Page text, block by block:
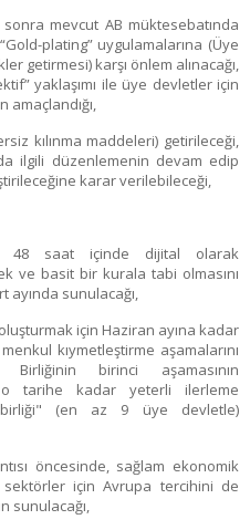
mevcut AB müktesebatında
plating” uygulamalarına (Üye
getirmesi) karşı önlem alınacağı,
yaklaşımı ile üye devletler için
kılınma maddeleri) getirileceği,
ilgili düzenlemenin devam edip
karar verilebileceği,
48 saat içinde dijital olarak
ve basit bir kurala tabi olmasını
ayında sunulacağı,
için Haziran ayına kadar
kıymetleştirme aşamalarını
birinci aşamasının
o tarihe kadar yeterli ilerleme
(en az 9 üye devletle)
öncesinde, sağlam ekonomik
için Avrupa tercihini de
sunulacağı,